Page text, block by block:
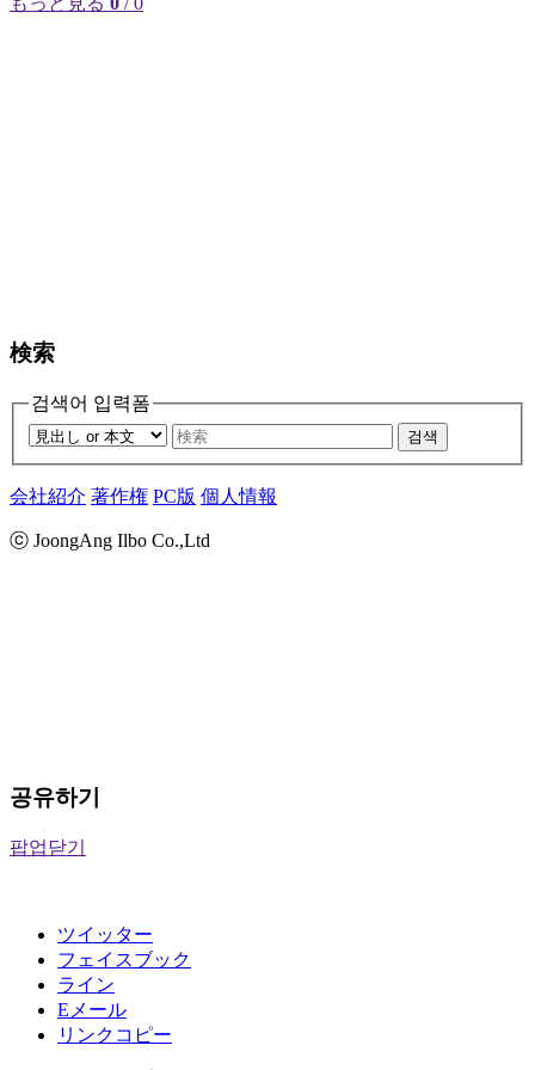
検索
검색어 입력폼
검색
会社紹介 著作権 PC版 個人情報
ⓒ JoongAng Ilbo Co.,Ltd
공유하기
팝업닫기
ツイッター
フェイスブック
ライン
Eメール
リンクコピー